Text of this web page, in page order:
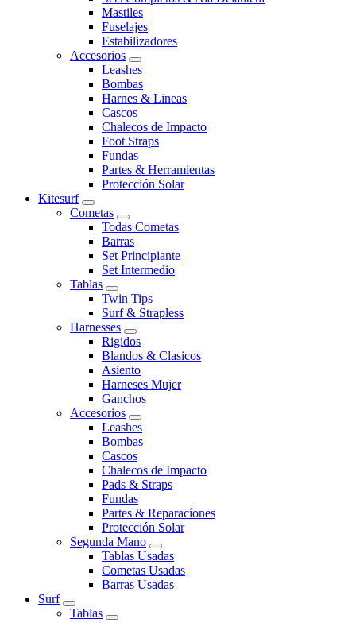
Mastiles
Fuselajes
Estabilizadores
Accesorios
Leashes
Bombas
Harnes & Lineas
Cascos
Chalecos de Impacto
Foot Straps
Fundas
Partes & Herramientas
Protección Solar
Kitesurf
Cometas
Todas Cometas
Barras
Set Principiante
Set Intermedio
Tablas
Twin Tips
Surf & Strapless
Harnesses
Rigidos
Blandos & Clasicos
Asiento
Harneses Mujer
Ganchos
Accesorios
Leashes
Bombas
Cascos
Chalecos de Impacto
Pads & Straps
Fundas
Partes & Reparacíones
Protección Solar
Segunda Mano
Tablas Usadas
Cometas Usadas
Barras Usadas
Surf
Tablas